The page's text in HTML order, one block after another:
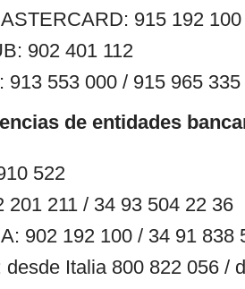
915 192 100
902 401 112
913 553 000 / 915 965 335
de entidades
522
201 211 / 34 93 504 22 36
902 192 100 / 34 91 838
Italia 800 822 056 /